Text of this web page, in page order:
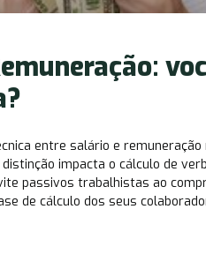
entre salário e remuneração
impacta o cálculo de
passivos trabalhistas ao
de cálculo dos seus